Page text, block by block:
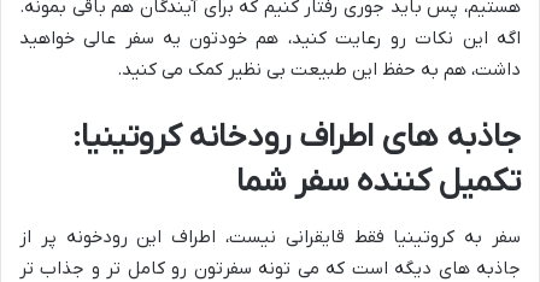
هستیم، پس باید جوری رفتار کنیم که برای آیندگان هم باقی بمونه.
اگه این نکات رو رعایت کنید، هم خودتون یه سفر عالی خواهید
داشت، هم به حفظ این طبیعت بی نظیر کمک می کنید.
جاذبه های اطراف رودخانه کروتینیا:
تکمیل کننده سفر شما
سفر به کروتینیا فقط قایقرانی نیست، اطراف این رودخونه پر از
جاذبه های دیگه است که می تونه سفرتون رو کامل تر و جذاب تر